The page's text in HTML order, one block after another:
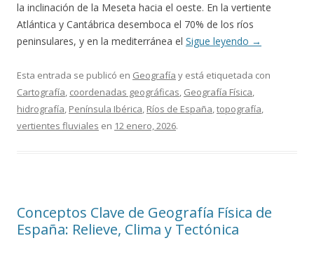
la inclinación de la Meseta hacia el oeste. En la vertiente
Atlántica y Cantábrica desemboca el 70% de los ríos
peninsulares, y en la mediterránea el Sigue leyendo →
Esta entrada se publicó en Geografía y está etiquetada con
Cartografía, coordenadas geográficas, Geografía Física,
hidrografía, Península Ibérica, Ríos de España,topografía,
vertientes fluviales en 12 enero, 2026.
Conceptos Clave de Geografía Física de
España: Relieve, Clima y Tectónica